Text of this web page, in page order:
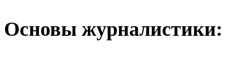
Основы журналистики: